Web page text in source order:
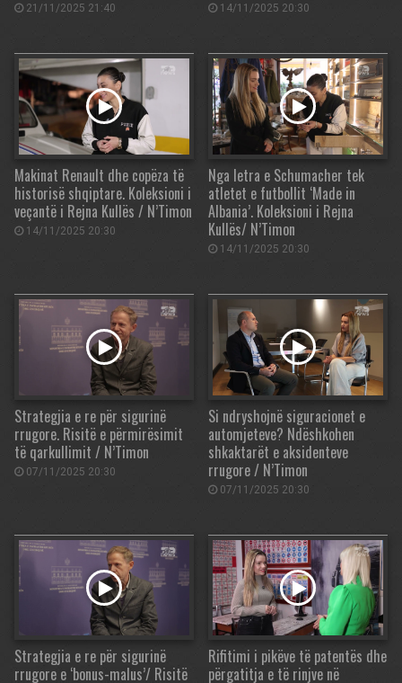
21/11/2025 21:40 14/11/2025 20:30
Makinat Renault dhe copëza të
historisë shqiptare. Koleksioni i
veçantë i Rejna Kullës / N’Timon
14/11/2025 20:30
Nga letra e Schumacher tek
atletet e futbollit ‘Made in
Albania’. Koleksioni i Rejna
Kullës/ N’Timon
14/11/2025 20:30
Strategjia e re për sigurinë
rrugore. Risitë e përmirësimit
të qarkullimit / N’Timon
07/11/2025 20:30
Si ndryshojnë siguracionet e
automjeteve? Ndëshkohen
shkaktarët e aksidenteve
rrugore / N’Timon
07/11/2025 20:30
Strategjia e re për sigurinë
rrugore e ‘bonus-malus’/ Risitë
Rifitimi i pikëve të patentës dhe
përgatitja e të rinjve në